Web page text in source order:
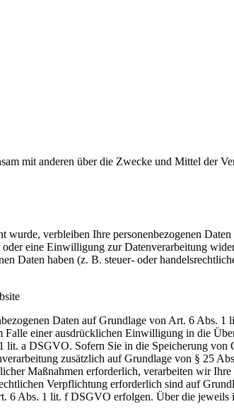
mit anderen über die Zwecke und Mittel der
wurde, verbleiben Ihre personenbezogenen
eine Einwilligung zur Datenverarbeitung
Daten haben (z. B. steuer- oder
Daten auf Grundlage von Art. 6 Abs.
einer ausdrücklichen Einwilligung in die
a DSGVO. Sofern Sie in die Speicherung
zusätzlich auf Grundlage von § 25
Maßnahmen erforderlich, verarbeiten wir
Verpflichtung erforderlich sind auf
6 Abs. 1 lit. f DSGVO erfolgen. Über die